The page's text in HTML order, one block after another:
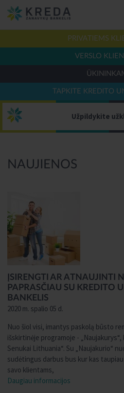
PRIVATIEMS
VERSLO
TAPKITE KREDITO
Užpildykite
NAUJIENOS
ĮSIRENGTI AR ATNAUJINTI
PAPRASČIAU SU KREDITO
BANKELIS
2020 m. spalio 05 d.
Nuo šiol visi, imantys paskolą būsto
išskirtinėje programoje -
Senukai Lithuania“. Su „Naujakurio“
sudėtingus darbus bus kur kas
savo klientams,
Daugiau informacijos